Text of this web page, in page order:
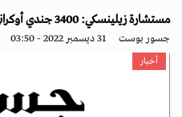
مستشارة زيلينسكي: 3400 جندي أوكراني لا يزالون أسرى بروسيا
جسور بوست 31 ديسمبر 2022 - 03:50
أخبار